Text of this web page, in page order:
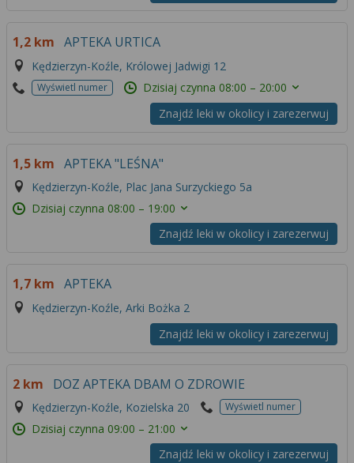
1,2 km APTEKA URTICA
Kędzierzyn-Koźle, Królowej Jadwigi 12
Wyświetl numer Dzisiaj czynna 08:00 – 20:00
Znajdź leki w okolicy i zarezerwuj
1,5 km APTEKA "LEŚNA"
Kędzierzyn-Koźle, Plac Jana Surzyckiego 5a
Dzisiaj czynna 08:00 – 19:00
Znajdź leki w okolicy i zarezerwuj
1,7 km APTEKA
Kędzierzyn-Koźle, Arki Bożka 2
Znajdź leki w okolicy i zarezerwuj
2 km DOZ APTEKA DBAM O ZDROWIE
Kędzierzyn-Koźle, Kozielska 20 Wyświetl numer
Dzisiaj czynna 09:00 – 21:00
Znajdź leki w okolicy i zarezerwuj